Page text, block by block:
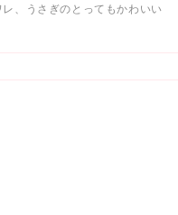
、うさぎのとってもかわいい